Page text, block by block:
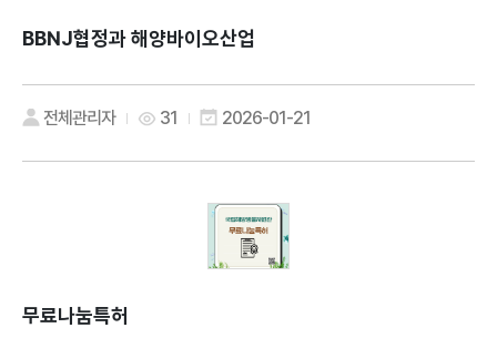
BBNJ협정과 해양바이오산업
전체관리자 31 2026-01-21
무료나눔특허